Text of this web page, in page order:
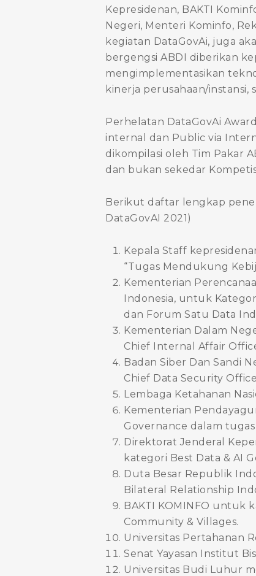
Kepresidenan, BAKTI
Negeri, Menteri Kominfo,
kegiatan DataGovAi, juga
bergengsi ABDI diberikan
mengimplementasikan
kinerja perusahaan/instansi,
Perhelatan DataGovAi
internal dan Public via
dikompilasi oleh Tim Pakar
dan bukan sekedar
Berikut daftar lengkap
DataGovAI 2021)
Kepala Staff
“Tugas Mendukung
Kementerian
Indonesia, untuk
dan Forum Satu Data
Kementerian Dalam
Chief Internal Affair
Badan Siber Dan Sandi
Chief Data Security
Lembaga Ketahanan
Kementerian
Governance dalam
Direktorat Jenderal
kategori Best Data & AI
Duta Besar Republik
Bilateral Relationship
BAKTI KOMINFO untuk
Community & Villages.
Universitas Pertahanan
Senat Yayasan Institut
Universitas Budi Luhur